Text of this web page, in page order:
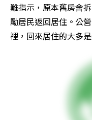
難指示，原本舊房舍
勵居民返回居住。公
裡，回來居住的大多